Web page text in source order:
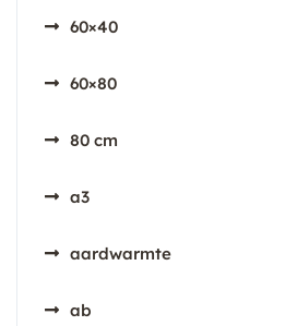
60×40
60×80
80 cm
a3
aardwarmte
ab